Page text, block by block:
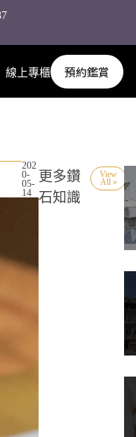
線上專櫃 預約鑑賞
202
0-
05-
14
更多鑽
石知識
View
All »